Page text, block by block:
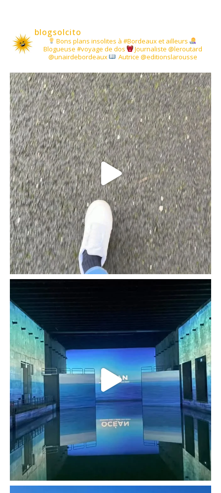
blogsolcito
Bons plans insolites à #Bordeaux et ailleurs
Blogueuse #voyage de dos
Journaliste @leroutard
@unairdebordeaux
Autrice @editionslarousse